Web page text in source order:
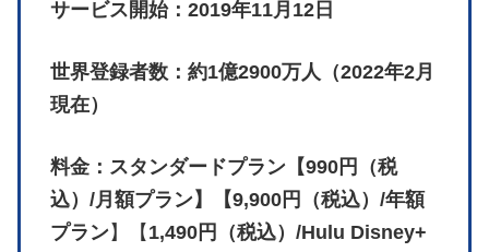
サービス開始：2019年11月12日
世界登録者数：約1億2900万人（2022年2月
現在）
料金：スタンダードプラン【990円（税
込）/月額プラン】【9,900円（税込）/年額
プラン】【 1,490円（税込）/Hulu Disney+